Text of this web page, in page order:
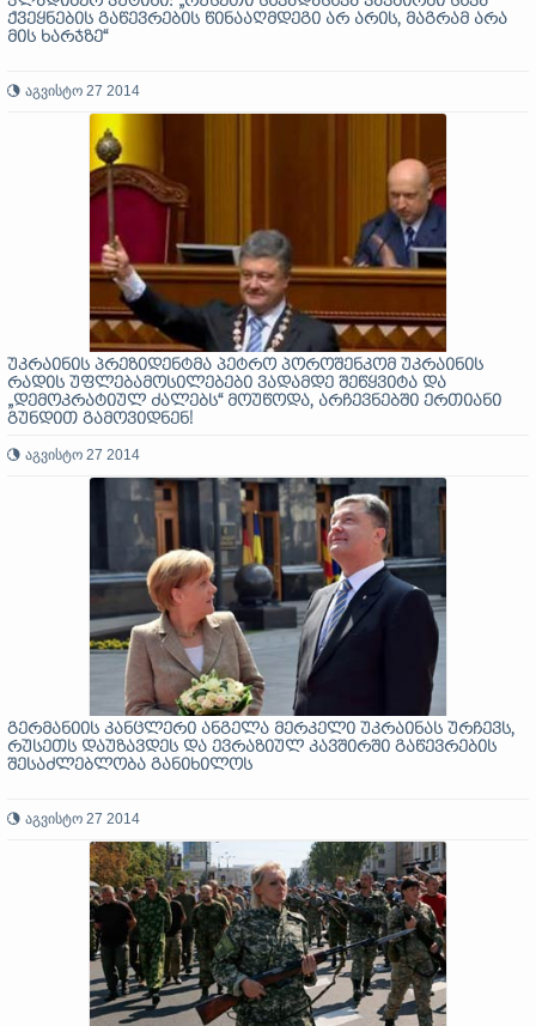
ქვეყნების გაწევრების წინააღმდეგი არ არის, მაგრამ არა
მის ხარჯზე“
აგვისტო 27 2014
უკრაინის პრეზიდენტმა პეტრო პოროშენკომ უკრაინის
რადის უფლებამოსილებები ვადამდე შეწყვიტა და
„დემოკრატიულ ძალებს“ მოუწოდა, არჩევნებში ერთიანი
გუნდით გამოვიდნენ!
აგვისტო 27 2014
გერმანიის კანცლერი ანგელა მერკელი უკრაინას ურჩევს,
რუსეთს დაუზავდეს და ევრაზიულ კავშირში გაწევრების
შესაძლებლობა განიხილოს
აგვისტო 27 2014